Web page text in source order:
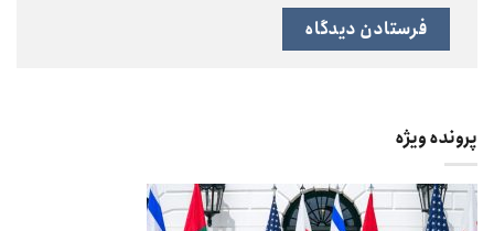
پرونده ویژه